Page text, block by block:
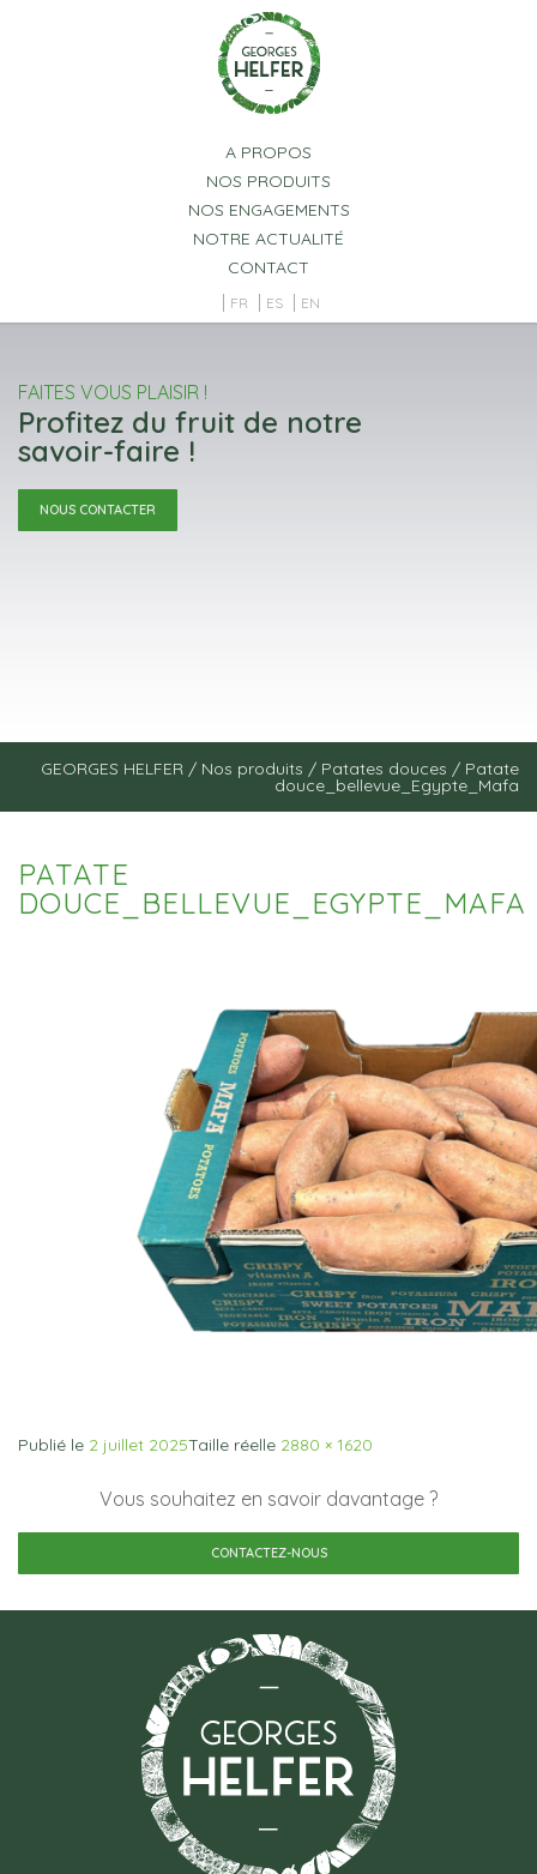
A PROPOS
NOS PRODUITS
NOS ENGAGEMENTS
NOTRE ACTUALITÉ
CONTACT
FR ES EN
FAITES VOUS PLAISIR !
Profitez du fruit de notre
savoir-faire !
NOUS CONTACTER
GEORGES HELFER / Nos produits / Patates douces / Patate
douce_bellevue_Egypte_Mafa
PATATE
DOUCE_BELLEVUE_EGYPTE_MAFA
Publié le 2 juillet 2025Taille réelle 2880 × 1620
Vous souhaitez en savoir davantage ?
CONTACTEZ-NOUS
Panneau de gestion des cookies